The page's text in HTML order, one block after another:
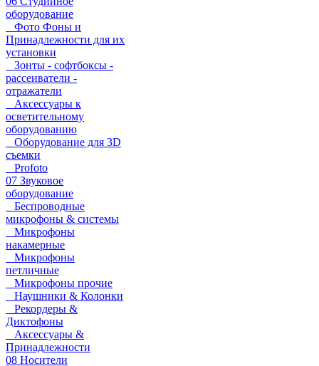
оборудование
Фото Фоны и
Принадлежности для их
установки
Зонты - софтбоксы -
рассеиватели -
отражатели
Аксессуары к
осветительному
оборудованию
Оборудование для 3D
съемки
Profoto
07 Звуковое
оборудование
Беспроводные
микрофоны & системы
Микрофоны
накамерные
Микрофоны
петличные
Микрофоны прочие
Наушники & Колонки
Рекордеры &
Диктофоны
Аксессуары &
Принадлежности
08 Носители